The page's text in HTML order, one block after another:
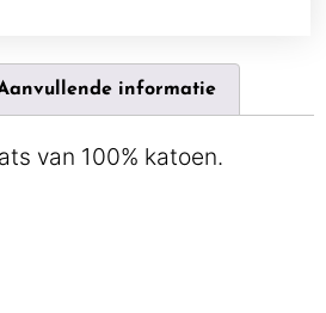
informatie
van 100% katoen.